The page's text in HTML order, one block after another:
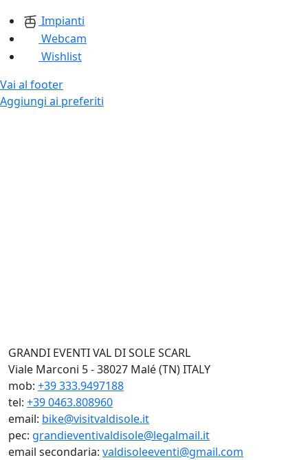
Impianti
Webcam
Wishlist
Vai al footer
Aggiungi ai preferiti
GRANDI EVENTI VAL DI SOLE SCARL
Viale Marconi 5 - 38027 Malé (TN) ITALY
mob: +39 333.9497188
tel: +39 0463.808960
email: bike@visitvaldisole.it
pec: grandieventivaldisole@legalmail.it
email secondaria: valdisoleeventi@gmail.com